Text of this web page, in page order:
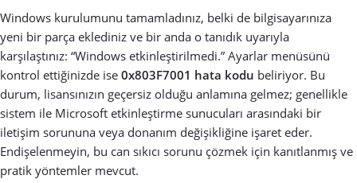
Windows kurulumunu tamamladınız, belki de bilgisayarınıza
yeni bir parça eklediniz ve bir anda o tanıdık uyarıyla
karşılaştınız: “Windows etkinleştirilmedi.” Ayarlar menüsünü
kontrol ettiğinizde ise 0x803F7001 hata kodu beliriyor. Bu
durum, lisansınızın geçersiz olduğu anlamına gelmez; genellikle
sistem ile Microsoft etkinleştirme sunucuları arasındaki bir
iletişim sorununa veya donanım değişikliğine işaret eder.
Endişelenmeyin, bu can sıkıcı sorunu çözmek için kanıtlanmış ve
pratik yöntemler mevcut.